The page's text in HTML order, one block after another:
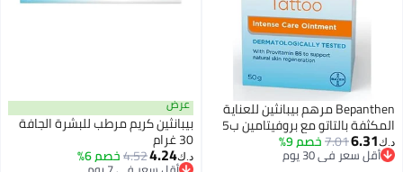
Bepanthen مرهم بيبانثين للعناية
المكثفة بالتاتو مع بروفيتامين ب5
50 جرام
د.ك‏6.31
7.01خصم 9%
أقل سعر في 30 يوم
عرض
بيبانثين كريم مرطب للبشرة الجافة
30 غرام
د.ك‏4.24
4.52خصم 6%